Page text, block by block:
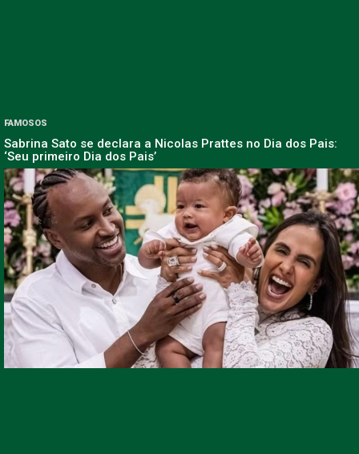
FAMOSOS
Sabrina Sato se declara a Nicolas Prattes no Dia dos Pais:
‘Seu primeiro Dia dos Pais’